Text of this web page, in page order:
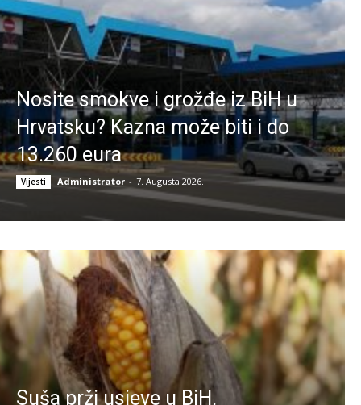
Nosite smokve i grožđe iz BiH u
Hrvatsku? Kazna može biti i do
13.260 eura
Vijesti Administrator - 7. Augusta 2026.
Suša prži usjeve u BiH,